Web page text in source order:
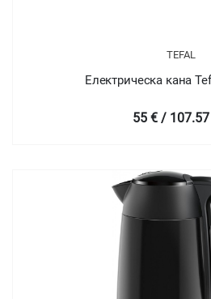
TEFAL
Електрическа кана
55 € /